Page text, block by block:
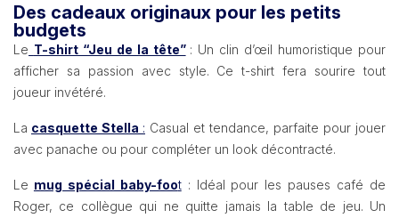
Des cadeaux originaux pour les petits
budgets
Le T-shirt “Jeu de la tête” : Un clin d’œil humoristique pour
afficher sa passion avec style. Ce t-shirt fera sourire tout
joueur invétéré.
La casquette Stella : Casual et tendance, parfaite pour jouer
avec panache ou pour compléter un look décontracté.
Le mug spécial baby-foot: Idéal pour les pauses café de
Roger, ce collègue qui ne quitte jamais la table de jeu. Un